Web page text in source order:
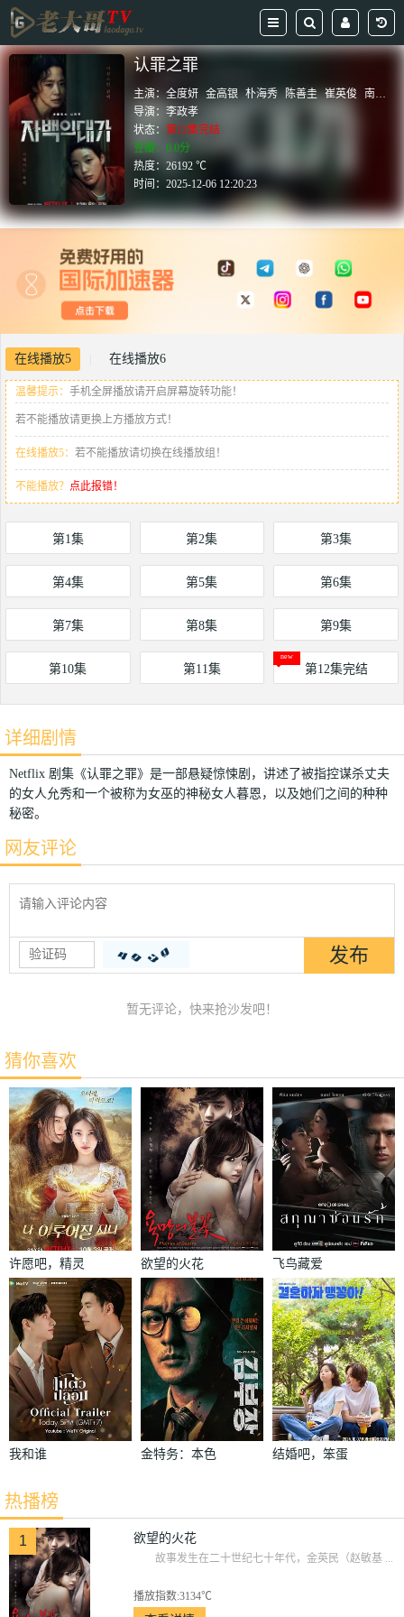
认罪之罪
主演：全度妍 金高银 朴海秀 陈善圭 崔英俊
南多凛
导演：李政孝
状态：第12集完结
豆瓣：0.0分
热度：26192 ℃
时间：2025-12-06 12:20:23
在线播放5 在线播放6
温馨提示： 手机全屏播放请开启屏幕旋转功能！
若不能播放请更换上方播放方式！
在线播放5： 若不能播放请切换在线播放组！
不能播放？ 点此报错！
第1集 第2集 第3集
第4集 第5集 第6集
第7集 第8集 第9集
第10集 第11集 第12集完结
详细剧情
Netflix 剧集《认罪之罪》是一部悬疑惊悚剧，讲述了被指控谋杀丈夫
的女人允秀和一个被称为女巫的神秘女人暮恩，以及她们之间的种种
秘密。
网友评论
暂无评论，快来抢沙发吧！
猜你喜欢
许愿吧，精灵 欲望的火花 飞鸟藏爱
我和谁
金特务：本色
结婚吧，笨蛋
热播榜
1 欲望的火花
故事发生在二十世纪七十年代，金英民（赵敏基 ...
播放指数:3134℃